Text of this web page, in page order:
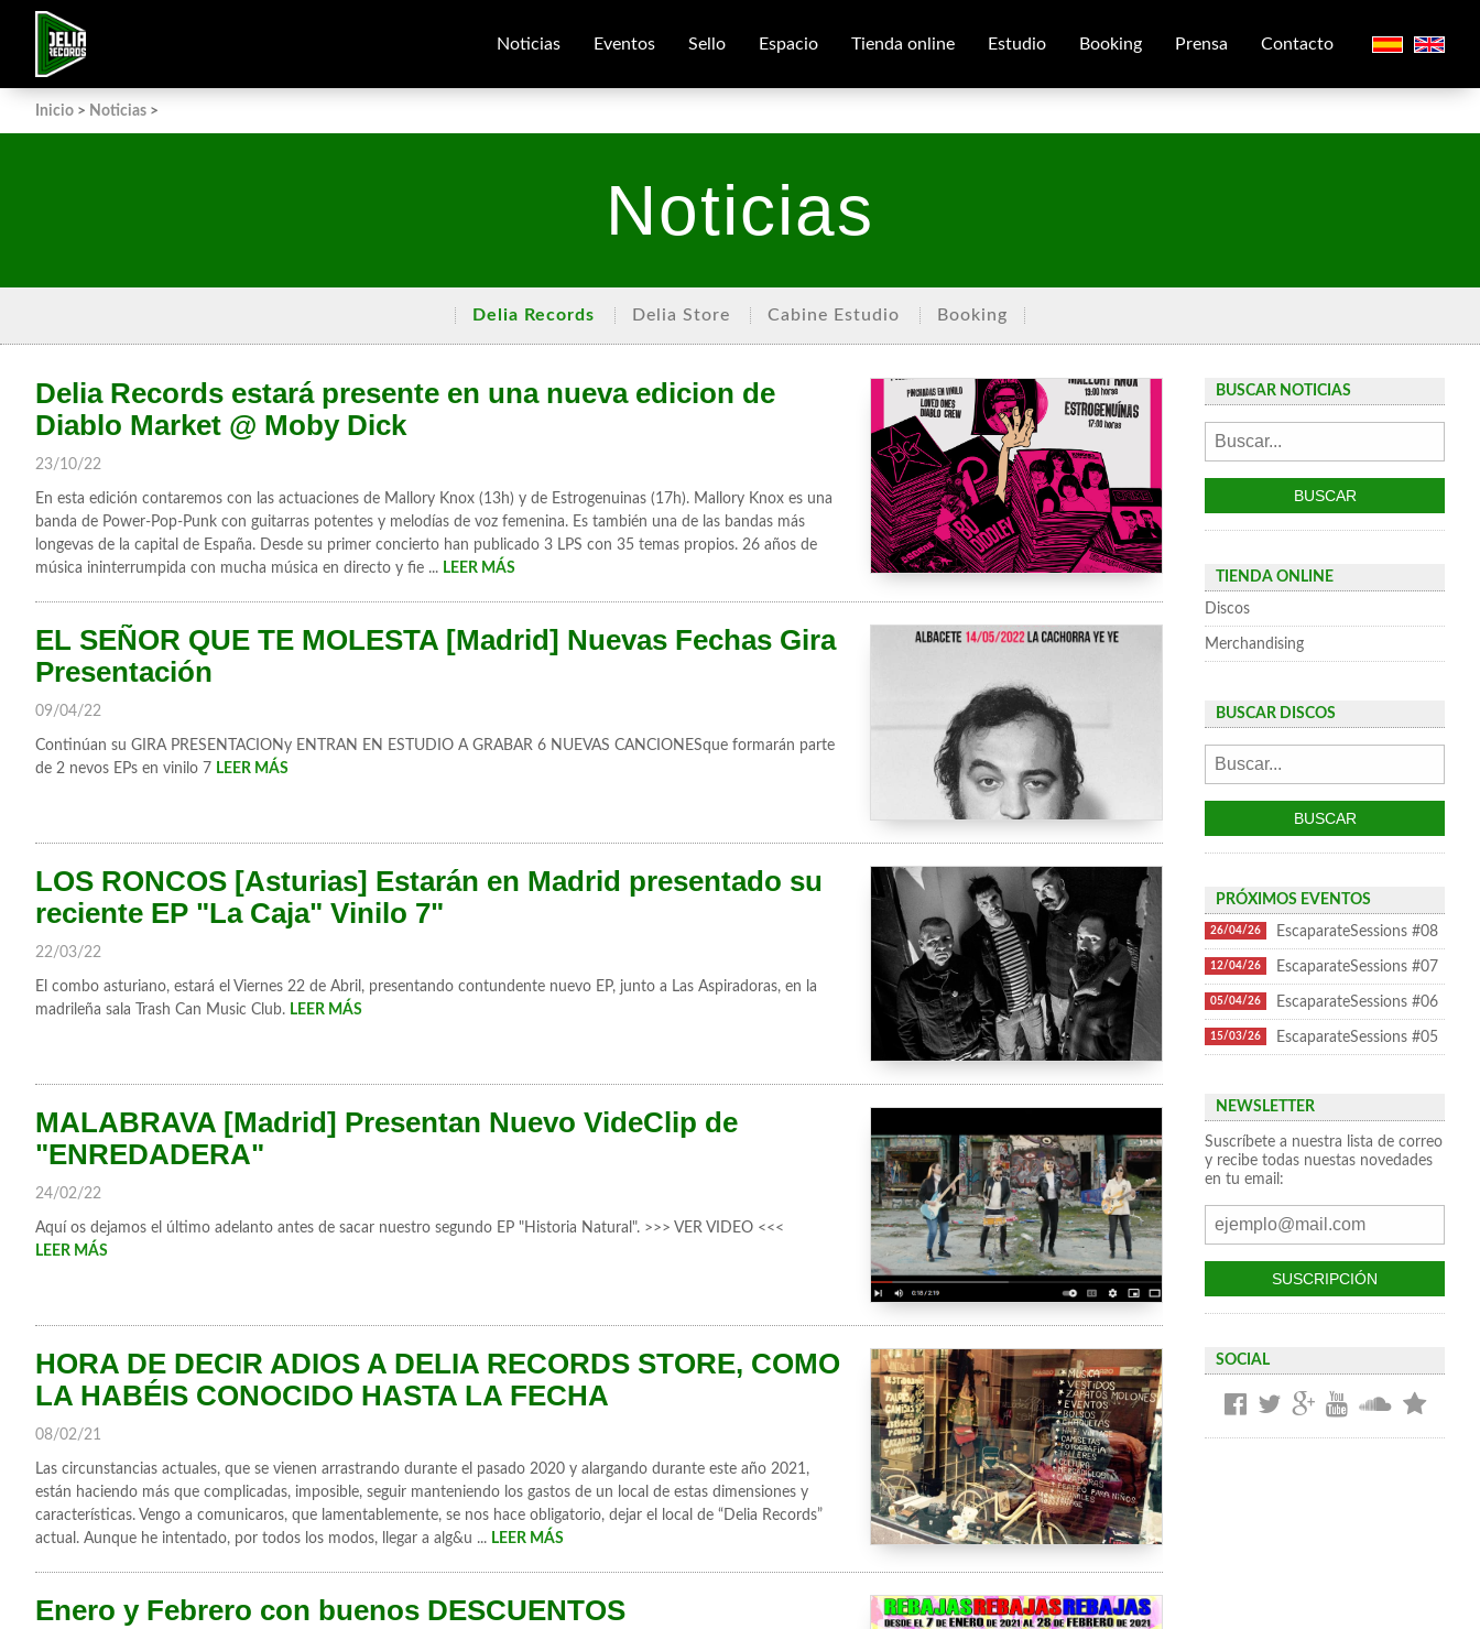
Noticias Eventos Sello Espacio Tienda online Estudio Booking Prensa Contacto
Inicio > Noticias >
Noticias
Delia Records Delia Store Cabine Estudio Booking
Delia Records estará presente en una nueva edicion de
Diablo Market @ Moby Dick
23/10/22
En esta edición contaremos con las actuaciones de Mallory Knox (13h) y de Estrogenuinas (17h). Mallory Knox es una
banda de Power-Pop-Punk con guitarras potentes y melodías de voz femenina. Es también una de las bandas más
longevas de la capital de España. Desde su primer concierto han publicado 3 LPS con 35 temas propios. 26 años de
música ininterrumpida con mucha música en directo y fie ... LEER MÁS
EL SEÑOR QUE TE MOLESTA [Madrid] Nuevas Fechas Gira
Presentación
09/04/22
Continúan su GIRA PRESENTACIONy ENTRAN EN ESTUDIO A GRABAR 6 NUEVAS CANCIONESque formarán parte
de 2 nevos EPs en vinilo 7 LEER MÁS
LOS RONCOS [Asturias] Estarán en Madrid presentado su
reciente EP "La Caja" Vinilo 7"
22/03/22
El combo asturiano, estará el Viernes 22 de Abril, presentando contundente nuevo EP, junto a Las Aspiradoras, en la
madrileña sala Trash Can Music Club. LEER MÁS
MALABRAVA [Madrid] Presentan Nuevo VideClip de
"ENREDADERA"
24/02/22
Aquí os dejamos el último adelanto antes de sacar nuestro segundo EP "Historia Natural". >>> VER VIDEO <<<
LEER MÁS
HORA DE DECIR ADIOS A DELIA RECORDS STORE, COMO
LA HABÉIS CONOCIDO HASTA LA FECHA
08/02/21
Las circunstancias actuales, que se vienen arrastrando durante el pasado 2020 y alargando durante este año 2021,
están haciendo más que complicadas, imposible, seguir manteniendo los gastos de un local de estas dimensiones y
características. Vengo a comunicaros, que lamentablemente, se nos hace obligatorio, dejar el local de “Delia Records”
actual. Aunque he intentado, por todos los modos, llegar a alg&u ... LEER MÁS
Enero y Febrero con buenos DESCUENTOS
BUSCAR NOTICIAS
TIENDA ONLINE
Discos
Merchandising
BUSCAR DISCOS
PRÓXIMOS EVENTOS
26/04/26 EscaparateSessions #08
12/04/26 EscaparateSessions #07
05/04/26 EscaparateSessions #06
15/03/26 EscaparateSessions #05
NEWSLETTER
Suscríbete a nuestra lista de correo
y recibe todas nuestas novedades
en tu email:
SOCIAL